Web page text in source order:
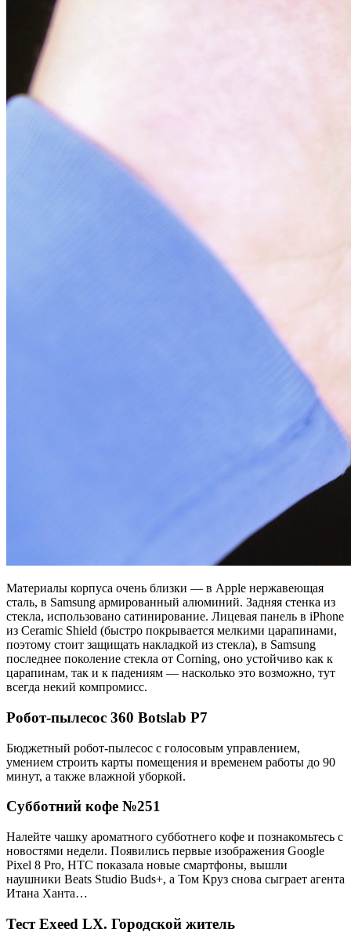
Материалы корпуса очень близки — в Apple нержавеющая
сталь, в Samsung армированный алюминий. Задняя стенка из
стекла, использовано сатинирование. Лицевая панель в iPhone
из Ceramic Shield (быстро покрывается мелкими царапинами,
поэтому стоит защищать накладкой из стекла), в Samsung
последнее поколение стекла от Corning, оно устойчиво как к
царапинам, так и к падениям — насколько это возможно, тут
всегда некий компромисс.
Робот-пылесос 360 Botslab P7
Бюджетный робот-пылесос с голосовым управлением,
умением строить карты помещения и временем работы до 90
минут, а также влажной уборкой.
Субботний кофе №251
Налейте чашку ароматного субботнего кофе и познакомьтесь с
новостями недели. Появились первые изображения Google
Pixel 8 Pro, HTC показала новые смартфоны, вышли
наушники Beats Studio Buds+, а Том Круз снова сыграет агента
Итана Ханта…
Тест Exeed LX. Городской житель